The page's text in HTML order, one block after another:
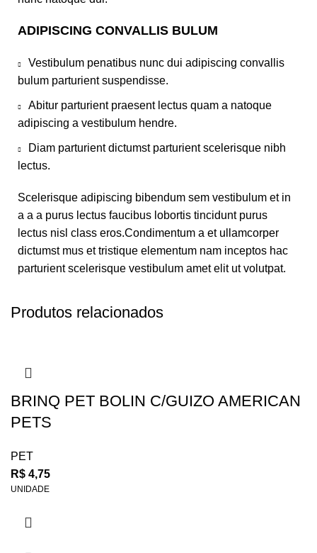
ADIPISCING CONVALLIS BULUM
Vestibulum penatibus nunc dui adipiscing convallis
bulum parturient suspendisse.
Abitur parturient praesent lectus quam a natoque
adipiscing a vestibulum hendre.
Diam parturient dictumst parturient scelerisque nibh
lectus.
Scelerisque adipiscing bibendum sem vestibulum et in
a a a purus lectus faucibus lobortis tincidunt purus
lectus nisl class eros.Condimentum a et ullamcorper
dictumst mus et tristique elementum nam inceptos hac
parturient scelerisque vestibulum amet elit ut volutpat.
Produtos relacionados
BRINQ PET BOLIN C/GUIZO AMERICAN
PETS
PET
R$ 4,75
UNIDADE